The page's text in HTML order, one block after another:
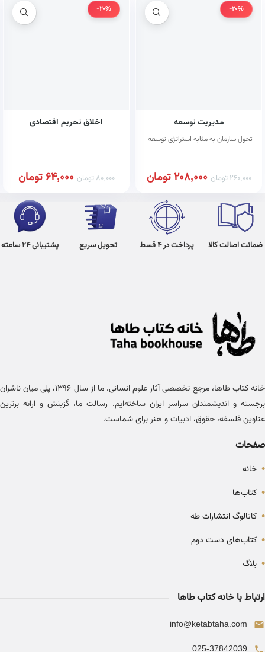
-20%
مدیریت توسعه
تحول سازمان به مثابه استراتژی توسعه
260,000تومان 208,000تومان
-20%
اخلاق تحریم اقتصادی
80,000تومان 64,000 تومان
ضمانت اصالت کالا پرداخت در 4 قسط تحویل سریع پشتیبانی 24 ساعته
خانه کتاب طاها، مرجع تخصصی آثار علوم انسانی. ما از سال ۱۳۹۶، پلی میان ناشران
برجسته و اندیشمندان سراسر ایران ساخته‌ایم. رسالت ما، گزینش و ارائه برترین
عناوین فلسفه، حقوق، ادبیات و هنر برای شماست.
صفحات
• خانه
• کتاب‌ها
• کاتالوگ انتشارات طه
• کتاب‌های دست دوم
• بلاگ
ارتباط با خانه کتاب طاها
info@ketabtaha.com
025-37842039